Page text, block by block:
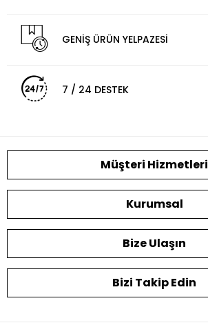
GENİŞ ÜRÜN YELPAZESİ
7 / 24 DESTEK
Müşteri Hizmetleri
Kurumsal
Bize Ulaşın
Bizi Takip Edin